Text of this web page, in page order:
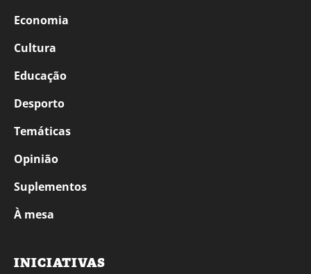
Economia
Cultura
Educação
Desporto
Temáticas
Opinião
Suplementos
À mesa
INICIATIVAS